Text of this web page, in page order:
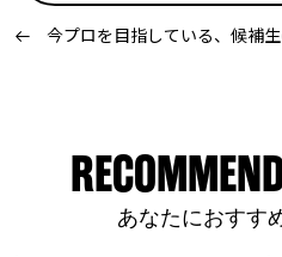
今プロを目指している、候補
あなたにおすす